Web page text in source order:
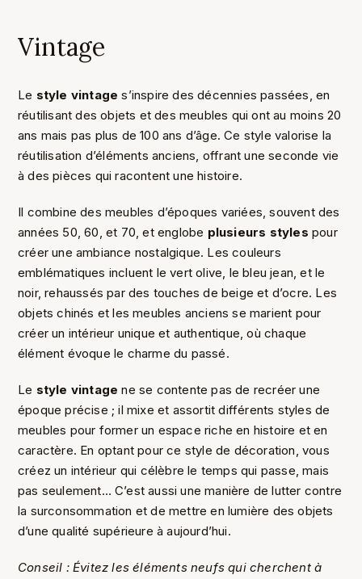
Vintage
Le style vintage s’inspire des décennies passées, en
réutilisant des objets et des meubles qui ont au moins 20
ans mais pas plus de 100 ans d’âge. Ce style valorise la
réutilisation d’éléments anciens, offrant une seconde vie
à des pièces qui racontent une histoire.
Il combine des meubles d’époques variées, souvent des
années 50, 60, et 70, et englobe plusieurs styles pour
créer une ambiance nostalgique. Les couleurs
emblématiques incluent le vert olive, le bleu jean, et le
noir, rehaussés par des touches de beige et d’ocre. Les
objets chinés et les meubles anciens se marient pour
créer un intérieur unique et authentique, où chaque
élément évoque le charme du passé.
Le style vintage ne se contente pas de recréer une
époque précise ; il mixe et assortit différents styles de
meubles pour former un espace riche en histoire et en
caractère. En optant pour ce style de décoration, vous
créez un intérieur qui célèbre le temps qui passe, mais
pas seulement… C’est aussi une manière de lutter contre
la surconsommation et de mettre en lumière des objets
d’une qualité supérieure à aujourd’hui.
Conseil : Évitez les éléments neufs qui cherchent à